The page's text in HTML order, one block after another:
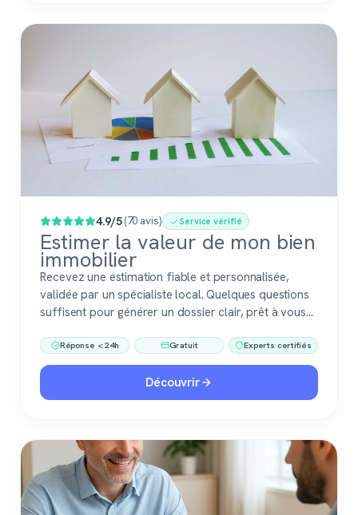
4.9/5(70 avis) Service vérifié
Estimer la valeur de mon bien
immobilier
Recevez une estimation fiable et personnalisée,
validée par un spécialiste local. Quelques questions
suffisent pour générer un dossier clair, prêt à vous
immobilier. Gratuit, sans engagement, 100 %
confiance.
Réponse < 24h Gratuit Experts certifiés
Découvrir